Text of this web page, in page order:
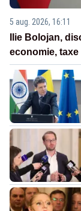
5 aug. 2026, 16:11
Ilie Bolojan,
economie,